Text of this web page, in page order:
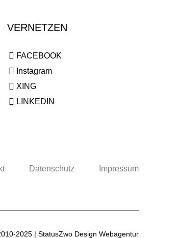
VERNETZEN
FACEBOOK
Instagram
XING
LINKEDIN
Datenschutz Impressum
2025 | StatusZwo Design Webagentur